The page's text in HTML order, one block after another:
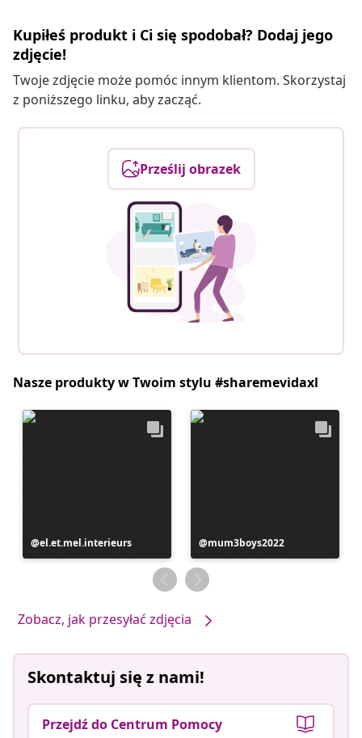
Kupiłeś produkt i Ci się spodobał? Dodaj jego
zdjęcie!
Twoje zdjęcie może pomóc innym klientom. Skorzystaj
z poniższego linku, aby zacząć.
Prześlij obrazek
Nasze produkty w Twoim stylu #sharemevidaxl
Post
opublikowany
el.et.mel.interieurs
Post
opublikowany
przez
mum3boys2022
Zobacz, jak przesyłać zdjęcia
Skontaktuj się z nami!
Przejdź do Centrum Pomocy